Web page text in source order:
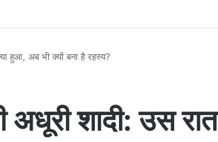
हुआ, अब भी क्यों बना है रहस्य?
शादी: उस रात